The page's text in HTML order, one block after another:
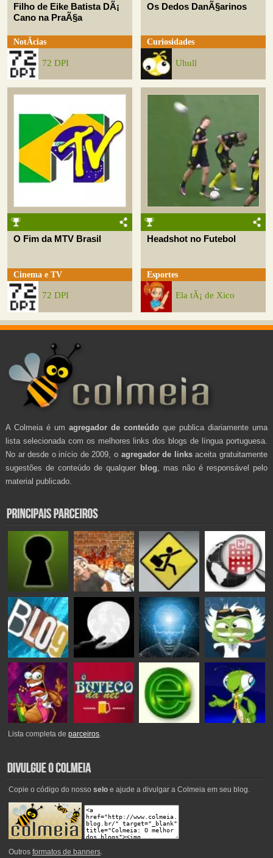
Filho de Eike Batista DÃ¡
Cano na PraÃ§a
NotÃ­cias
72 DPI
Os Dedos DanÃ§arinos
Curiosidades
Uhull
O Fim da MTV Brasil
Cinema e TV
72 DPI
Headshot no Futebol
Esportes
Ela tÃ¡ de Xico
A Colmeia é um agregador de conteúdo que publica diariamente uma
lista selecionada com os melhores links dos blogs de língua portuguesa.
No ar desde o início de 2009, o agregador de linksaceita gratuitamente
sugestões de conteúdo de qualquer blog , mas não é responsável pelo
material publicado.
Lista completa deparceiros.
Copie o código do nosso seloe ajude a divulgar a Colmeia em seu blog.
Outros formatos de banners.